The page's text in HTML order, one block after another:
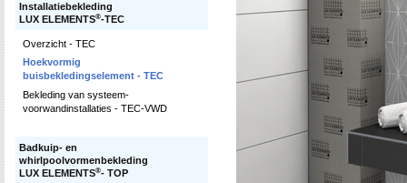
Installatiebekleding
LUX ELEMENTS®-TEC
Overzicht - TEC
Hoekvormig
buisbekledingselement - TEC
Bekleding van systeem-
voorwandinstallaties - TEC-VWD
Badkuip- en
whirlpoolvormenbekleding
LUX ELEMENTS®- TOP